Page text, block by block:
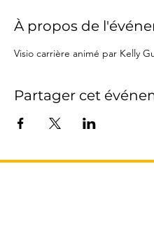
À propos de
Visio carrière animé par Kelly
Partager cet